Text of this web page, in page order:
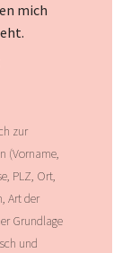
mich
zur
(Vorname,
PLZ, Ort,
Art der
Grundlage
und